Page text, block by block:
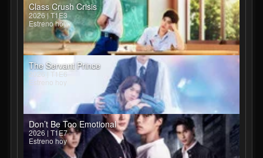
Class Crush Crisis
2026 | T1E3
Estreno hoy
The Servant Prince
2026 | T1E6
Estreno hoy
Don’t Be Too Emotional
2026 | T1E7
Estreno hoy